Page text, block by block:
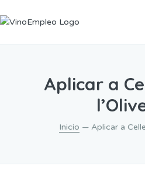
Aplicar a
Inicio — Aplicar a